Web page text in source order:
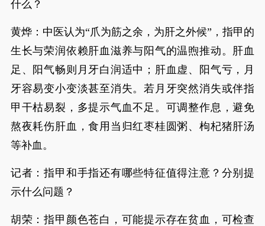
什么？
黄烨：中医认为“爪为筋之余，为肝之外候”，指甲的
生长与荣润依赖肝血滋养与阳气的温煦推动。肝血
足、阳气畅则月牙白润适中；肝血虚、阳气亏，月
牙容易变小变淡甚至消失。若月牙突然消失或伴指
甲干枯易裂，多提示气血不足。可调整作息，避免
熬夜耗伤肝血，食用当归红枣桂圆粥、枸杞猪肝汤
等补血。
记者：指甲和手指还有哪些特征值得注意？分别提
示什么问题？
胡荣：指甲颜色苍白，可能提示存在贫血，可检查